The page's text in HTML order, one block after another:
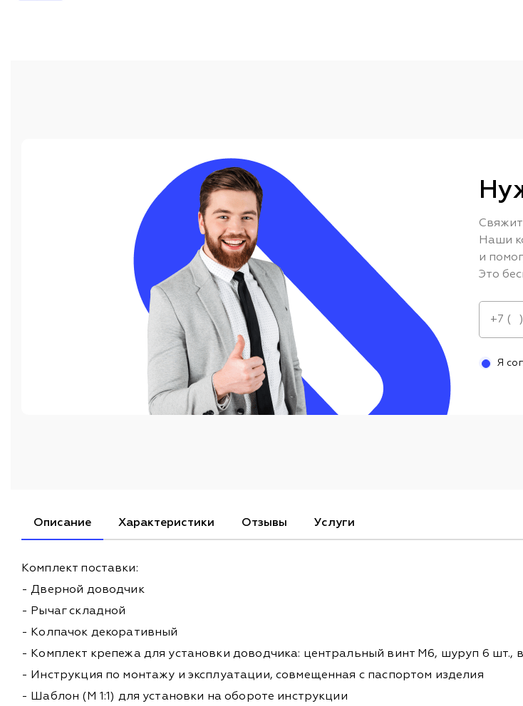
Наши
и
Это
Я
Описание Характеристики Отзывы Услуги
Комплект поставки:
- Дверной доводчик
- Рычаг складной
- Колпачок декоративный
- Комплект крепежа для установки доводчика: центральный винт М6, шуруп 6 шт.,
- Инструкция по монтажу и эксплуатации, совмещенная с паспортом изделия
- Шаблон (М 1:1) для установки на обороте инструкции